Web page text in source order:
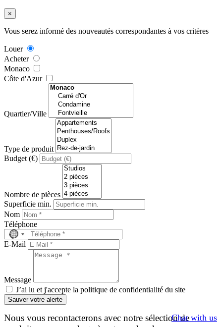
Chat with us
×
Vous serez informé des nouveautés correspondantes à vos critères
Louer
Acheter
Monaco
Côte d'Azur
Quartier/Ville
Type de produit
Budget (€)
Nombre de pièces
Superficie min.
Nom
Téléphone
No
country
selected
E-Mail
Message
J’ai lu et j'accepte la politique de confidentialité du site
Sauver votre alerte
Nous vous recontacterons avec notre sélection de